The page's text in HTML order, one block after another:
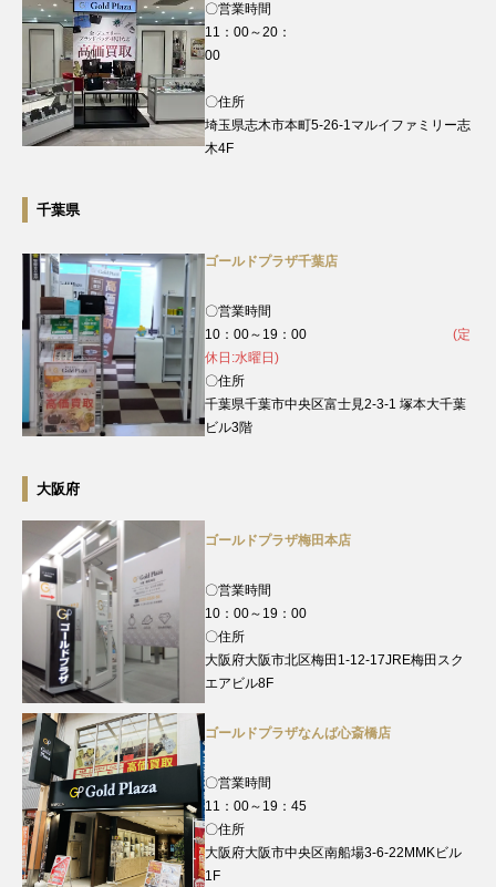
〇営業時間
11：00～20：
00
〇住所
埼玉県志木市本町5-26-1マルイファミリー志
木4F
千葉県
ゴールドプラザ千葉店
〇営業時間
10：00～19：00 (定
休日:水曜日)
〇住所
千葉県千葉市中央区富士見2-3-1 塚本大千葉
ビル3階
大阪府
ゴールドプラザ梅田本店
〇営業時間
10：00～19：00
〇住所
大阪府大阪市北区梅田1-12-17JRE梅田スク
エアビル8F
ゴールドプラザなんば心斎橋店
〇営業時間
11：00～19：45
〇住所
大阪府大阪市中央区南船場3-6-22MMKビル
1F